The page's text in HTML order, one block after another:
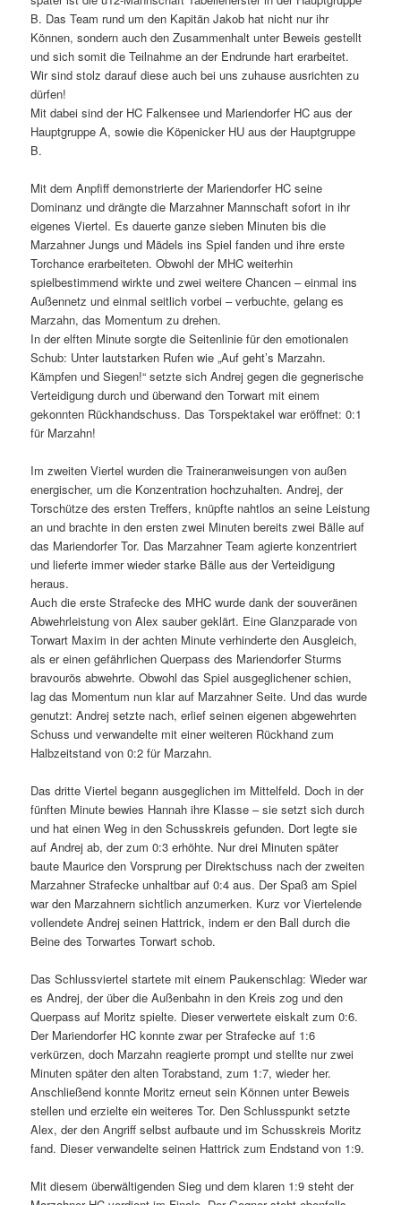
B. Das Team rund um den Kapitän Jakob hat nicht nur ihr
Können, sondern auch den Zusammenhalt unter Beweis gestellt
und sich somit die Teilnahme an der Endrunde hart erarbeitet.
Wir sind stolz darauf diese auch bei uns zuhause ausrichten zu
dürfen!
Mit dabei sind der HC Falkensee und Mariendorfer HC aus der
Hauptgruppe A, sowie die Köpenicker HU aus der Hauptgruppe
B.
Mit dem Anpfiff demonstrierte der Mariendorfer HC seine
Dominanz und drängte die Marzahner Mannschaft sofort in ihr
eigenes Viertel. Es dauerte ganze sieben Minuten bis die
Marzahner Jungs und Mädels ins Spiel fanden und ihre erste
Torchance erarbeiteten. Obwohl der MHC weiterhin
spielbestimmend wirkte und zwei weitere Chancen – einmal ins
Außennetz und einmal seitlich vorbei – verbuchte, gelang es
Marzahn, das Momentum zu drehen.
In der elften Minute sorgte die Seitenlinie für den emotionalen
Schub: Unter lautstarken Rufen wie „Auf geht’s Marzahn.
Kämpfen und Siegen!“ setzte sich Andrej gegen die gegnerische
Verteidigung durch und überwand den Torwart mit einem
gekonnten Rückhandschuss. Das Torspektakel war eröffnet: 0:1
für Marzahn!
Im zweiten Viertel wurden die Traineranweisungen von außen
energischer, um die Konzentration hochzuhalten. Andrej, der
Torschütze des ersten Treffers, knüpfte nahtlos an seine Leistung
an und brachte in den ersten zwei Minuten bereits zwei Bälle auf
das Mariendorfer Tor. Das Marzahner Team agierte konzentriert
und lieferte immer wieder starke Bälle aus der Verteidigung
heraus.
Auch die erste Strafecke des MHC wurde dank der souveränen
Abwehrleistung von Alex sauber geklärt. Eine Glanzparade von
Torwart Maxim in der achten Minute verhinderte den Ausgleich,
als er einen gefährlichen Querpass des Mariendorfer Sturms
bravourös abwehrte. Obwohl das Spiel ausgeglichener schien,
lag das Momentum nun klar auf Marzahner Seite. Und das wurde
genutzt: Andrej setzte nach, erlief seinen eigenen abgewehrten
Schuss und verwandelte mit einer weiteren Rückhand zum
Halbzeitstand von 0:2 für Marzahn.
Das dritte Viertel begann ausgeglichen im Mittelfeld. Doch in der
fünften Minute bewies Hannah ihre Klasse – sie setzt sich durch
und hat einen Weg in den Schusskreis gefunden. Dort legte sie
auf Andrej ab, der zum 0:3 erhöhte. Nur drei Minuten später
baute Maurice den Vorsprung per Direktschuss nach der zweiten
Marzahner Strafecke unhaltbar auf 0:4 aus. Der Spaß am Spiel
war den Marzahnern sichtlich anzumerken. Kurz vor Viertelende
vollendete Andrej seinen Hattrick, indem er den Ball durch die
Beine des Torwartes Torwart schob.
Das Schlussviertel startete mit einem Paukenschlag: Wieder war
es Andrej, der über die Außenbahn in den Kreis zog und den
Querpass auf Moritz spielte. Dieser verwertete eiskalt zum 0:6.
Der Mariendorfer HC konnte zwar per Strafecke auf 1:6
verkürzen, doch Marzahn reagierte prompt und stellte nur zwei
Minuten später den alten Torabstand, zum 1:7, wieder her.
Anschließend konnte Moritz erneut sein Können unter Beweis
stellen und erzielte ein weiteres Tor. Den Schlusspunkt setzte
Alex, der den Angriff selbst aufbaute und im Schusskreis Moritz
fand. Dieser verwandelte seinen Hattrick zum Endstand von 1:9.
Mit diesem überwältigenden Sieg und dem klaren 1:9 steht der